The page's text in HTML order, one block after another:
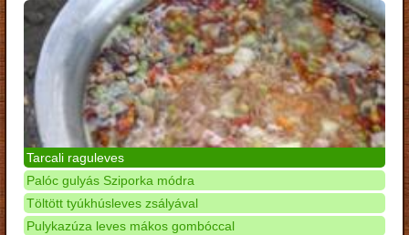
Tarcali raguleves
Palóc gulyás Sziporka módra
Töltött tyúkhúsleves zsályával
Pulykazúza leves mákos gombóccal